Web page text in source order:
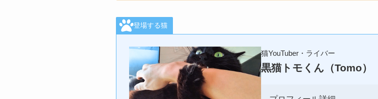
登場する猫
猫YouTuber・ライバー
黒猫トモくん（Tomo）